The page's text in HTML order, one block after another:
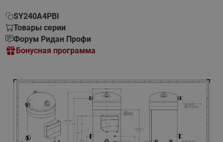
SY240A4PBI
Товары серии
Форум Ридан Профи
Бонусная программа